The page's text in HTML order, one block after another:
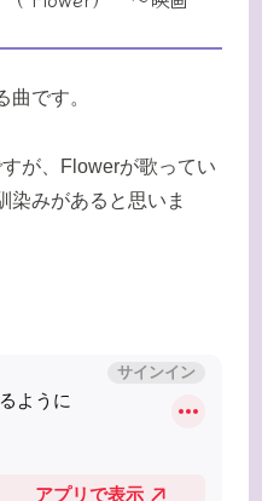
です。
が、Flowerが歌ってい
染みがあると思いま